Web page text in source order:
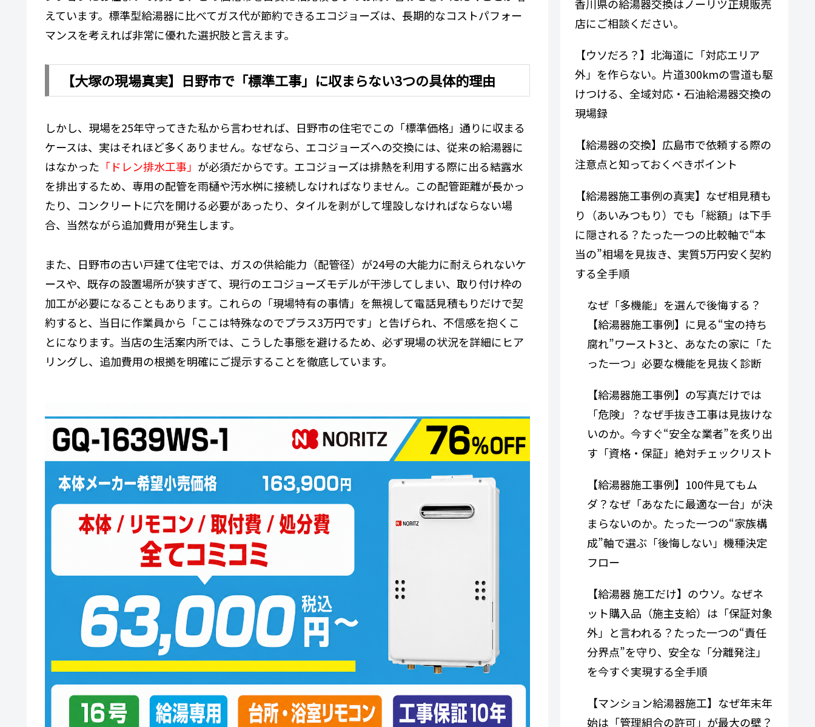
えています。標準型給湯器に比べてガス代が節約できるエコジョーズは、長期的なコストパフォー
マンスを考えれば非常に優れた選択肢と言えます。
【大塚の現場真実】日野市で「標準工事」に収まらない3つの具体的理由
しかし、現場を25年守ってきた私から言わせれば、日野市の住宅でこの「標準価格」通りに収まる
ケースは、実はそれほど多くありません。なぜなら、エコジョーズへの交換には、従来の給湯器に
はなかった 「ドレン排水工事」 が必須だからです。エコジョーズは排熱を利用する際に出る結露水
を排出するため、専用の配管を雨樋や汚水桝に接続しなければなりません。この配管距離が長かっ
たり、コンクリートに穴を開ける必要があったり、タイルを剥がして埋設しなければならない場
合、当然ながら追加費用が発生します。
また、日野市の古い戸建て住宅では、ガスの供給能力（配管径）が24号の大能力に耐えられないケ
ースや、既存の設置場所が狭すぎて、現行のエコジョーズモデルが干渉してしまい、取り付け枠の
加工が必要になることもあります。これらの「現場特有の事情」を無視して電話見積もりだけで契
約すると、当日に作業員から「ここは特殊なのでプラス3万円です」と告げられ、不信感を抱くこ
とになります。当店の生活案内所では、こうした事態を避けるため、必ず現場の状況を詳細にヒア
リングし、追加費用の根拠を明確にご提示することを徹底しています。
香川県の給湯器交換はノーリツ正規販売
店にご相談ください。
【ウソだろ？】北海道に「対応エリア
外」を作らない。片道300kmの雪道も駆
けつける、全域対応・石油給湯器交換の
現場録
【給湯器の交換】広島市で依頼する際の
注意点と知っておくべきポイント
【給湯器施工事例の真実】なぜ相見積も
り（あいみつもり）でも「総額」は下手
に隠される？たった一つの比較軸で“本
当の”相場を見抜き、実質5万円安く契約
する全手順
なぜ「多機能」を選んで後悔する？
【給湯器施工事例】に見る“宝の持ち
腐れ”ワースト3と、あなたの家に「た
った一つ」必要な機能を見抜く診断
【給湯器施工事例】の写真だけでは
「危険」？なぜ手抜き工事は見抜けな
いのか。今すぐ“安全な業者”を炙り出
す「資格・保証」絶対チェックリスト
【給湯器施工事例】100件見てもム
ダ？なぜ「あなたに最適な一台」が決
まらないのか。たった一つの“家族構
成”軸で選ぶ「後悔しない」機種決定
フロー
【給湯器 施工だけ】のウソ。なぜネ
ット購入品（施主支給）は「保証対象
外」と言われる？たった一つの“責任
分界点”を守り、安全な「分離発注」
を今すぐ実現する全手順
【マンション給湯器施工】なぜ年末年
始は「管理組合の許可」が最大の壁？